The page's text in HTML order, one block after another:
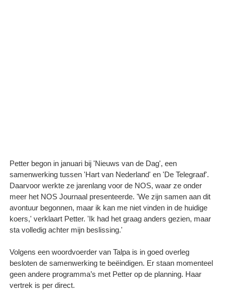
Petter begon in januari bij 'Nieuws van de Dag', een
samenwerking tussen 'Hart van Nederland' en 'De Telegraaf'.
Daarvoor werkte ze jarenlang voor de NOS, waar ze onder
meer het NOS Journaal presenteerde. 'We zijn samen aan dit
avontuur begonnen, maar ik kan me niet vinden in de huidige
koers,' verklaart Petter. 'Ik had het graag anders gezien, maar
sta volledig achter mijn beslissing.'
Volgens een woordvoerder van Talpa is in goed overleg
besloten de samenwerking te beëindigen. Er staan momenteel
geen andere programma’s met Petter op de planning. Haar
vertrek is per direct.